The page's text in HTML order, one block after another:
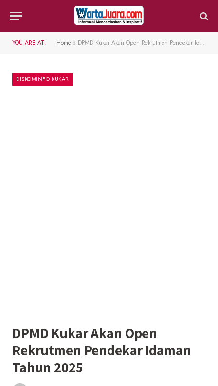
YOU ARE AT: Home » DPMD Kukar Akan Open Rekrutmen Pendekar Idaman Tahun 2025
DISKOMINFO KUKAR
DPMD Kukar Akan Open
Rekrutmen Pendekar Idaman
Tahun 2025